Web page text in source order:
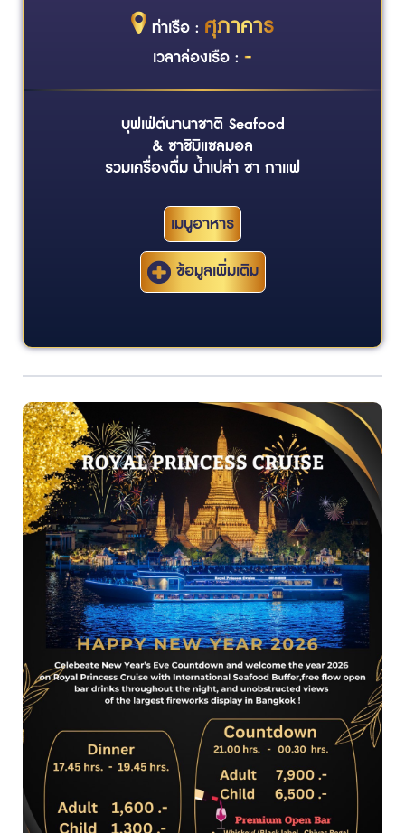
ท่าเรือ : ศุภาคาร
เวลาล่องเรือ : -
บุฟเฟ่ต์นานาชาติ Seafood
& ซาชิมิแซลมอล
รวมเครื่องดื่ม น้ำเปล่า ชา กาแฟ
เมนูอาหาร
ข้อมูลเพิ่มเติม